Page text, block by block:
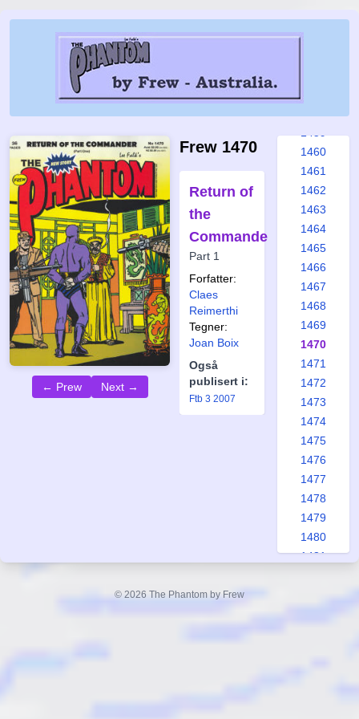
← Prew Next →
Frew 1470
Return of
the
Commander
Part 1
Forfatter:
Claes
Reimerthi
Tegner:
Joan Boix
Også
publisert i:
Ftb 3 2007
1453
1454
1460
1461
1462
1463
1464
1465
1466
1467
1468
1469
1470
1471
1472
1473
1474
1475
1476
1477
1478
1479
1480
1481
© 2026 The Phantom by Frew